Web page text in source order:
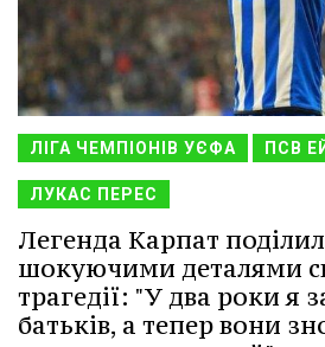
ЛІГА ЧЕМПІОНІВ УЄФА ПСВ
ЛУКАС ПЕРЕС
Легенда Карпат
шокуючими деталями
трагедії: "У два роки я
батьків, а тепер вони